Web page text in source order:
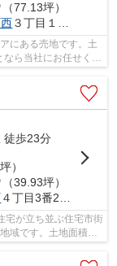
77.13坪）
３丁目１０４番
にある売地です。土
ら当社にお任せくだ
徒歩23分
）
39.93坪）
４丁目3番20、3番17、3番19
宅が立ち並ぶ住宅市街
域です。土地面積は